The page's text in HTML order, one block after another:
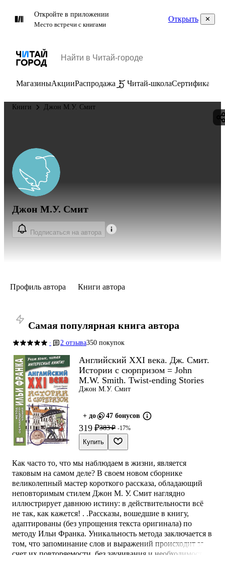
Откройте в приложении
Место встречи с книгами
Открыть
МагазиныАкцииРаспродажа Читай-школаСертификаты
Книги Джон М.У. Смит
Джон М.У. Смит
Подписаться на автора
Профиль автора Книги автора
Самая популярная книга автора
· 2 отзыва350 покупок
Английский XXI века. Дж. Смит.
Истории с сюрпризом = John
M.W. Smith. Twist-ending Stories
Джон М.У. Смит
+ до 47 бонусов
319 ₽383 ₽ -17%
Купить
Как часто то, что мы наблюдаем в жизни, является
таковым на самом деле? В своем новом сборнике
великолепный мастер короткого рассказа, обладающий
неповторимым стилем Джон М. У. Смит наглядно
иллюстрирует давнюю истину: в действительности всё
не так, как кажется! . .Рассказы, вошедшие в книгу,
адаптированы (без упрощения текста оригинала) по
методу Ильи Франка. Уникальность метода заключается в
том, что запоминание слов и выражений происходит за
счет их повторяемости, без заучивания и необходимости